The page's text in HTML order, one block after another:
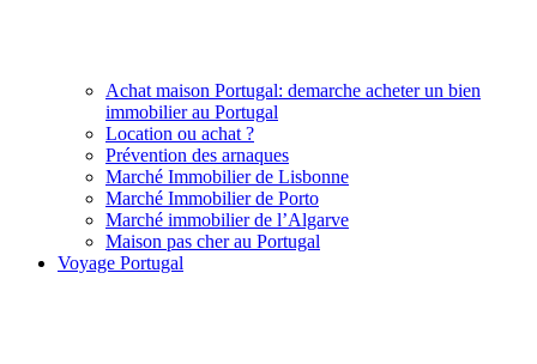
Achat maison Portugal: demarche acheter un bien
immobilier au Portugal
Location ou achat ?
Prévention des arnaques
Marché Immobilier de Lisbonne
Marché Immobilier de Porto
Marché immobilier de l’Algarve
Maison pas cher au Portugal
Voyage Portugal